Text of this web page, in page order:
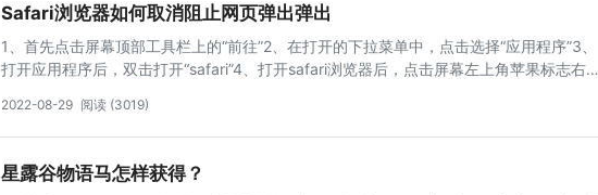
Safari浏览器如何取消阻止网页弹出弹出
1、首先点击屏幕顶部工具栏上的“前往”2、在打开的下拉菜单中，点击选择“应用程序”3、
打开应用程序后，双击打开“safari”4、打开safari浏览器后，点击屏幕左上角苹果标志右侧
性”标签7、在安全性设置中，取消“阻止弹出式窗口”前面的勾选8、然后点击左上角的红色
叉号，关闭safari偏好设置即可
2022-08-29 阅读 (3019)
星露谷物语马怎样获得？